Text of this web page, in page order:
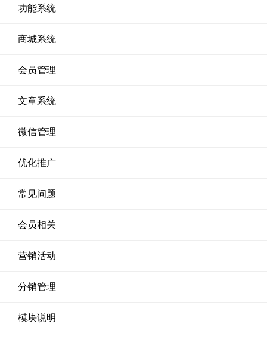
功能系统
商城系统
会员管理
文章系统
微信管理
优化推广
常见问题
会员相关
营销活动
分销管理
模块说明